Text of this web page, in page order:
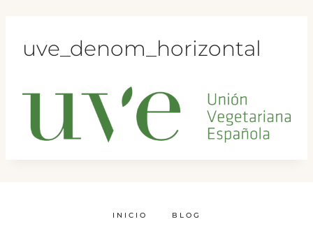
uve_denom_horizontal
INICIO BLOG